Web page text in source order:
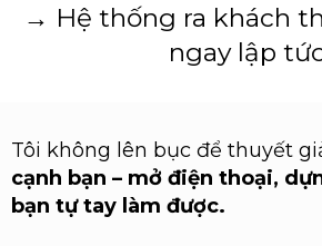
→ Hệ thống ra khách
ngay lập
Tôi không lên bục để thuyết
cạnh bạn – mở điện thoại,
bạn tự tay làm được.